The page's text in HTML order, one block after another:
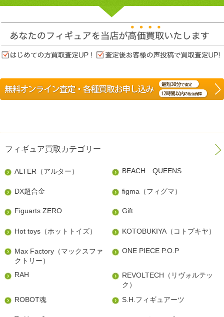
フィギュア買取カテゴリー
ALTER（アルター） BEACH QUEENS
DX超合金 figma（フィグマ）
Figuarts ZERO Gift
Hot toys（ホットトイズ） KOTOBUKIYA（コトブキヤ）
Max Factory（マックスファ
クトリー）
ONE PIECE P.O.P
RAH
REVOLTECH（リヴォルテッ
ク）
ROBOT魂
S.H.フィギュアーツ